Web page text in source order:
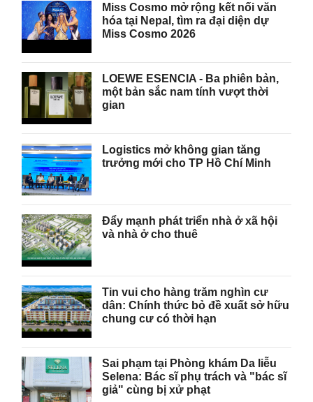
Miss Cosmo mở rộng kết nối văn
hóa tại Nepal, tìm ra đại diện dự
Miss Cosmo 2026
LOEWE ESENCIA - Ba phiên bản,
một bản sắc nam tính vượt thời
gian
Logistics mở không gian tăng
trưởng mới cho TP Hồ Chí Minh
Đẩy mạnh phát triển nhà ở xã hội
và nhà ở cho thuê
Tin vui cho hàng trăm nghìn cư
dân: Chính thức bỏ đề xuất sở hữu
chung cư có thời hạn
Sai phạm tại Phòng khám Da liễu
Selena: Bác sĩ phụ trách và "bác sĩ
giả" cùng bị xử phạt